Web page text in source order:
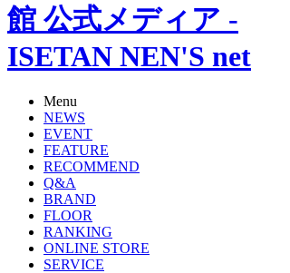
館 公式メディア -
ISETAN NEN'S net
Menu
NEWS
EVENT
FEATURE
RECOMMEND
Q&A
BRAND
FLOOR
RANKING
ONLINE STORE
SERVICE